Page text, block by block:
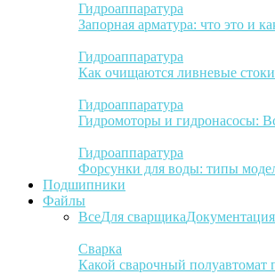
Гидроаппаратура
Запорная арматура: что это и
Гидроаппаратура
Как очищаются ливневые стоки
Гидроаппаратура
Гидромоторы и гидронасосы:
Гидроаппаратура
Форсунки для воды: типы
Подшипники
Файлы
ВсеДля сварщика
Сварка
Какой сварочный полуавтомат